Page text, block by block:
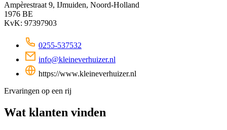
Ampèrestraat 9, IJmuiden, Noord-Holland
1976 BE
KvK: 97397903
0255-537532
info@kleineverhuizer.nl
https://www.kleineverhuizer.nl
Ervaringen op een rij
Wat klanten vinden